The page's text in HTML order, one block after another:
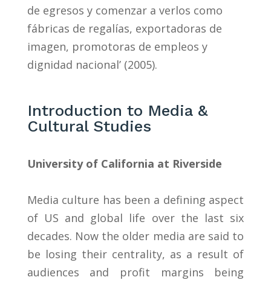
de egresos y comenzar a verlos como
fábricas de regalías, exportadoras de
imagen, promotoras de empleos y
dignidad nacional’ (2005).
Introduction to Media &
Cultural Studies
University of California at Riverside
Media culture has been a defining aspect
of US and global life over the last six
decades. Now the older media are said to
be losing their centrality, as a result of
audiences and profit margins being